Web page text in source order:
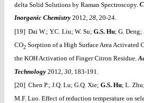
delta Solid Solutions by Raman Spectroscopy.
Inorganic Chemistry 2012, 28, 20-24.
[19] Dai W.; Y.C. Liu; W. Su; G.S. Hu; G. Deng;
CO2 Sorption of a High Surface Area Activated
the KOH Activation of Finger Citron Residue.
Technology 2012, 30, 183-191.
[20] Chen P.; J.Q. Lu; G.Q. Xie; G.S. Hu; L.
M.F. Luo. Effect of reduction temperature on